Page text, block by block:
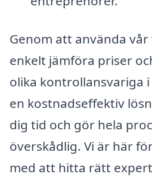
Genom att använda
enkelt jämföra priser
olika kontrollansvariga
en kostnadseffektiv
dig tid och gör hela
överskådlig. Vi är här
med att hitta rätt